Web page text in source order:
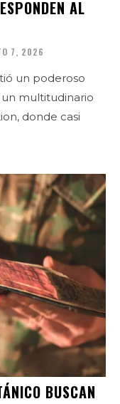
AL
7, 2026
un poderoso
multitudinario
donde casi
BUSCAN